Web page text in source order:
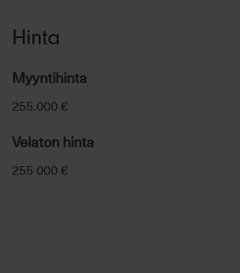
Hinta
Myyntihinta
255.000 €
Velaton hinta
255 000 €